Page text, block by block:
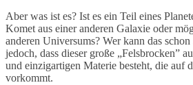
Aber was ist es? Ist es ein Teil eines
Komet aus einer anderen Galaxie oder
anderen Universums? Wer kann das
jedoch, dass dieser große „Felsbrocken”
und einzigartigen Materie besteht, die auf
vorkommt.